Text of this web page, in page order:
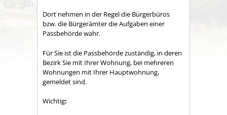
Dort nehmen in der Regel die Bürgerbüros
bzw. die Bürgerämter die Aufgaben einer
Passbehörde wahr.
Für Sie ist die Passbehörde zuständig, in deren
Bezirk Sie mit Ihrer Wohnung, bei mehreren
Wohnungen mit Ihrer Hauptwohnung,
gemeldet sind.
Wichtig: